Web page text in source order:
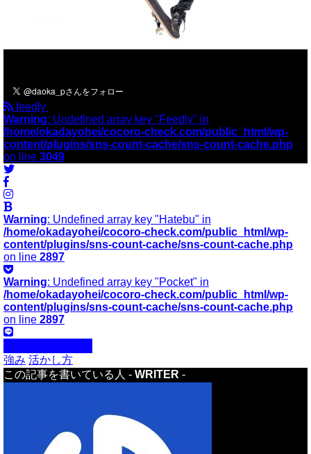
feedly
Warning: Undefined array key "Feedly" in
/home/okadayohei/cocoro-check.com/public_html/wp-
content/plugins/sns-count-cache/sns-count-cache.php
on line 3049
Warning: Undefined array key "Hatebu" in
/home/okadayohei/cocoro-check.com/public_html/wp-
content/plugins/sns-count-cache/sns-count-cache.php
on line 2897
Warning: Undefined array key "Pocket" in
/home/okadayohei/cocoro-check.com/public_html/wp-
content/plugins/sns-count-cache/sns-count-cache.php
on line 2897
強み 活かし方
この記事を書いている人 - WRITER -